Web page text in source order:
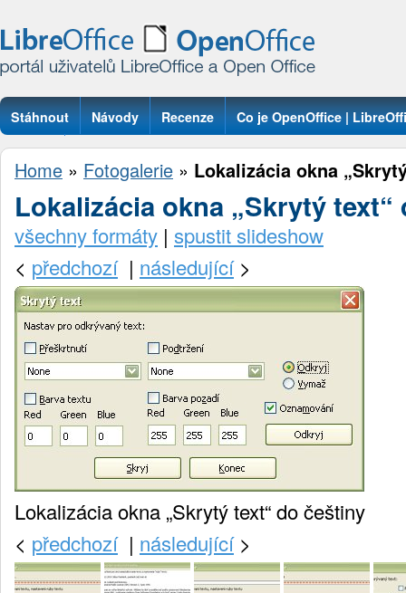
Stáhnout Návody Recenze Co je OpenOffice |
Otázky
Home » Fotogalerie » Lokalizácia okna
Lokalizácia okna „Skrytý text“
všechny formáty | spustit slideshow
< předchozí| následující>
Lokalizácia okna „Skrytý text“ do češtiny
< předchozí| následující>